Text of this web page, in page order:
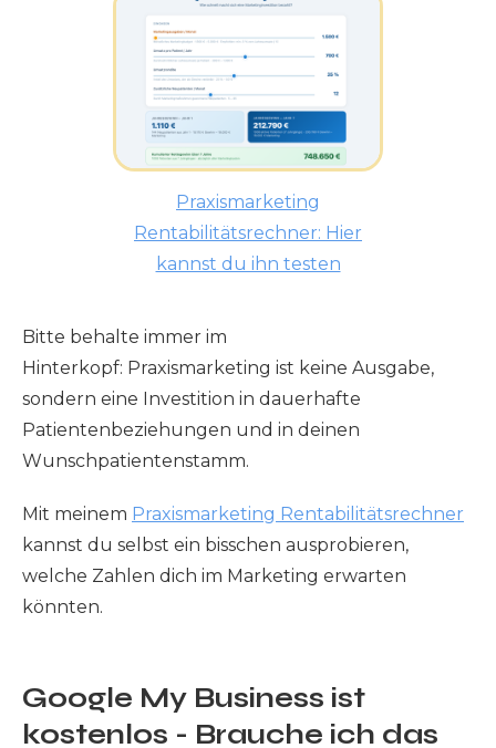
Praxismarketing
Rentabilitätsrechner: Hier
kannst du ihn testen
Bitte behalte immer im
Hinterkopf: Praxismarketing ist keine Ausgabe,
sondern eine Investition in dauerhafte
Patientenbeziehungen und in deinen
Wunschpatientenstamm.
Mit meinem Praxismarketing Rentabilitätsrechner
kannst du selbst ein bisschen ausprobieren,
welche Zahlen dich im Marketing erwarten
könnten.
Google My Business ist
kostenlos - Brauche ich das